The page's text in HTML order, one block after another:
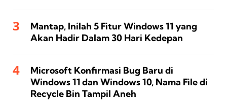
Mantap, Inilah 5 Fitur Windows 11 yang
Akan Hadir Dalam 30 Hari Kedepan
Microsoft Konfirmasi Bug Baru di
Windows 11 dan Windows 10, Nama File di
Recycle Bin Tampil Aneh